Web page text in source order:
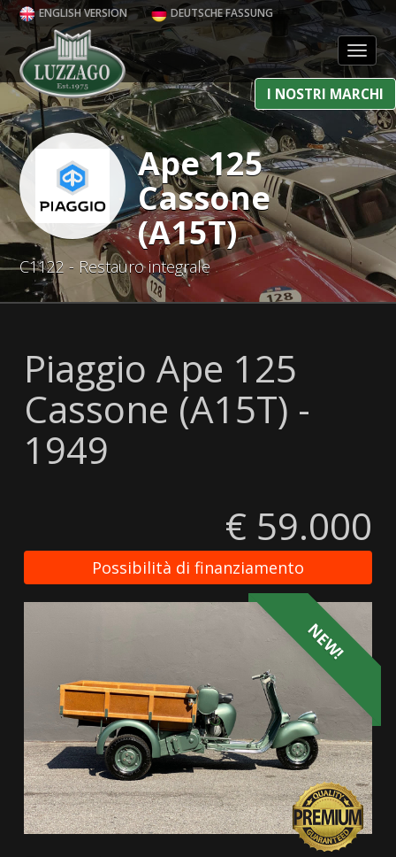
ENGLISH VERSION DEUTSCHE FASSUNG
I NOSTRI MARCHI
Ape 125
Cassone
(A15T)
C1122 - Restauro integrale
Piaggio Ape 125
Cassone (A15T) -
1949
€ 59.000
Possibilità di finanziamento
NEW!